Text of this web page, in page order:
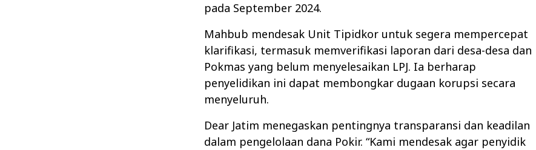
pada September 2024.
Mahbub mendesak Unit Tipidkor untuk segera mempercepat
klarifikasi, termasuk memverifikasi laporan dari desa-desa dan
Pokmas yang belum menyelesaikan LPJ. Ia berharap
penyelidikan ini dapat membongkar dugaan korupsi secara
menyeluruh.
Dear Jatim menegaskan pentingnya transparansi dan keadilan
dalam pengelolaan dana Pokir. “Kami mendesak agar penyidik